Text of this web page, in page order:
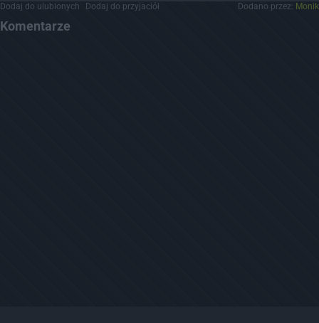
Dodaj do ulubionych Dodaj do przyjaciół Dodano przez: Monik
Komentarze